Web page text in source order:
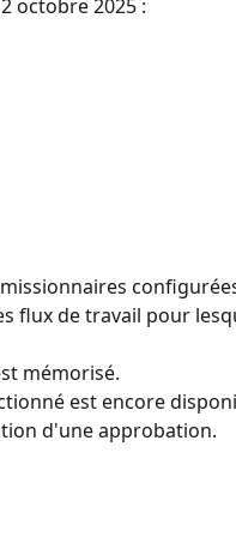
octobre 2025 :
flux de travail pour
mémorisé.
est encore
d'une approbation.